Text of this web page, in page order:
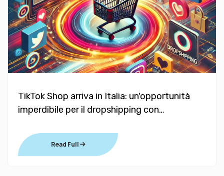
TikTok Shop arriva in Italia: un'opportunità
imperdibile per il dropshipping con
Read Full